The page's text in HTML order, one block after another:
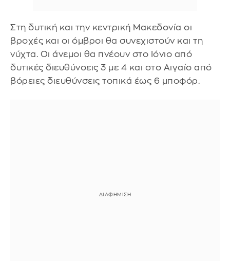
Στη δυτική και την κεντρική Μακεδονία οι
βροχές και οι όμβροι θα συνεχιστούν και τη
νύχτα. Οι άνεμοι θα πνέουν στο Ιόνιο από
δυτικές διευθύνσεις 3 με 4 και στο Αιγαίο από
βόρειες διευθύνσεις τοπικά έως 6 μποφόρ.